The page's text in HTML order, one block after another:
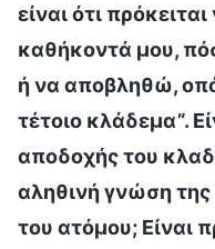
είναι ότι
καθήκοντά μου,
ή να αποβληθώ,
τέτοιο κλάδεμα”.
αποδοχής του
αληθινή γνώση
του ατόμου; Είναι